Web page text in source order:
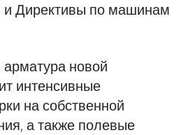
и Директивы по машинам
новой
интенсивные
на собственной
а также полевые